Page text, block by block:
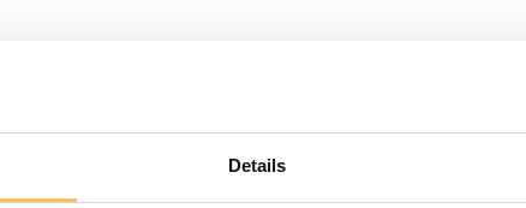
Details